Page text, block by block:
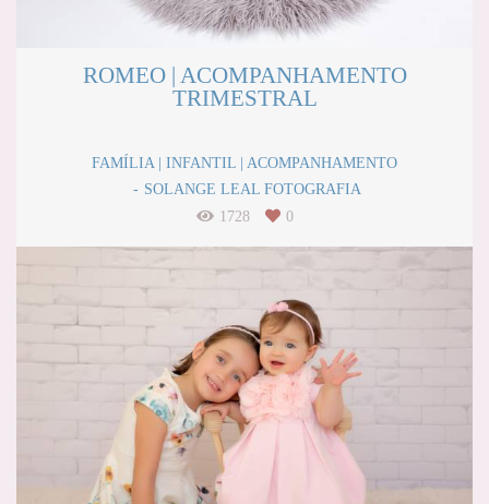
ROMEO | ACOMPANHAMENTO
TRIMESTRAL
FAMÍLIA | INFANTIL | ACOMPANHAMENTO
SOLANGE LEAL FOTOGRAFIA
1728
0